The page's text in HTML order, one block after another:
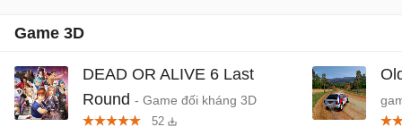
Game 3D
DEAD OR ALIVE 6 Last
Round - Game đối kháng 3D
DOA6
52
cổ